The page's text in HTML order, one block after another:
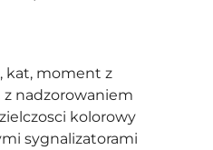
kat, moment z
nadzorowaniem
kolorowy
sygnalizatorami